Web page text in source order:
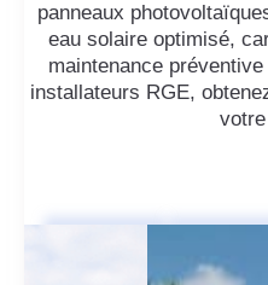
panneaux
eau solaire optimisé,
maintenance
installateurs RGE,